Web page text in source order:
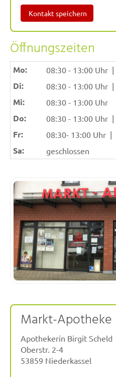
Kontakt speichern
Öffnungszeiten
Mo: 08:30 - 13:00 Uhr |
Di: 08:30 - 13:00 Uhr |
Mi: 08:30 - 13:00 Uhr
Do: 08:30 - 13:00 Uhr |
Fr: 08:30- 13:00 Uhr |
Sa: geschlossen
Markt-Apotheke
Apothekerin Birgit Scheld
Oberstr. 2-4
53859 Niederkassel